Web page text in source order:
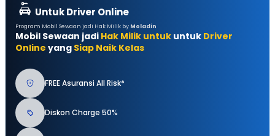
Untuk Driver Online
Program Mobil Sewaan jadi Hak Milik by Moladin
Mobil Sewaan jadi Hak Milik untuk untuk Driver
Online yang Siap Naik Kelas
FREE Asuransi All Risk*
Diskon Charge 50%